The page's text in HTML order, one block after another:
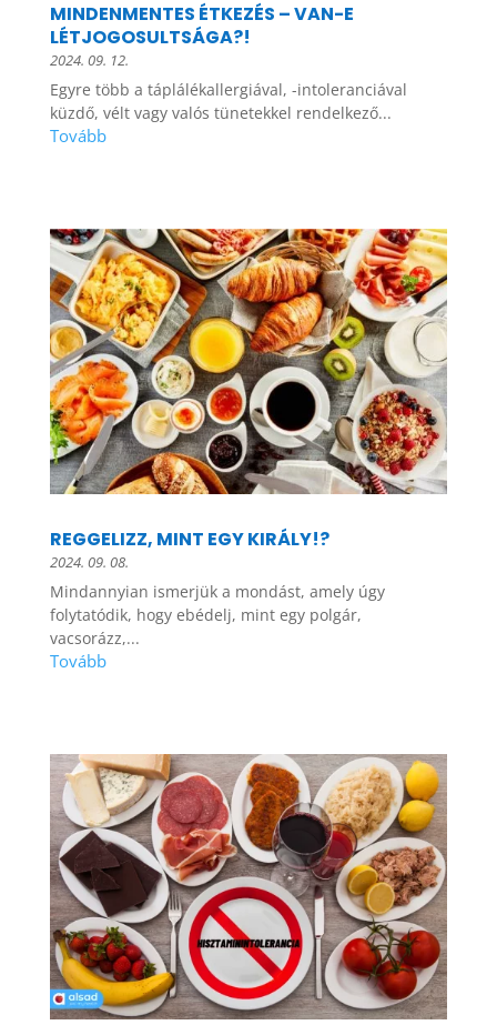
MINDENMENTES ÉTKEZÉS – VAN-E
LÉTJOGOSULTSÁGA?!
2024. 09. 12.
Egyre több a táplálékallergiával, -intoleranciával
küzdő, vélt vagy valós tünetekkel rendelkező...
REGGELIZZ, MINT EGY KIRÁLY!?
2024. 09. 08.
Mindannyian ismerjük a mondást, amely úgy
folytatódik, hogy ebédelj, mint egy polgár,
vacsorázz,...